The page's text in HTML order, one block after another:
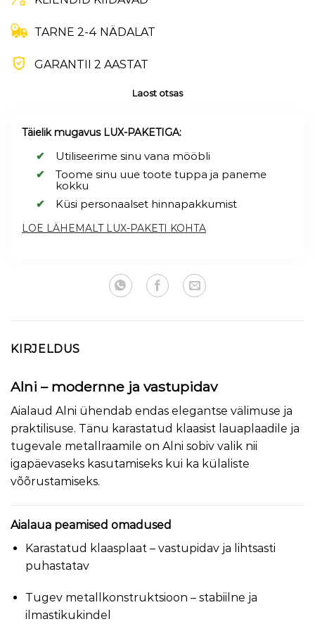
TARNE 2-4 NÄDALAT
GARANTII 2 AASTAT
Laost otsas
Täielik mugavus LUX-PAKETIGA:
Utiliseerime sinu vana mööbli
Toome sinu uue toote tuppa ja paneme
kokku
Küsi personaalset hinnapakkumist
LOE LÄHEMALT LUX-PAKETI KOHTA
KIRJELDUS
Alni – modernne ja vastupidav
Aialaud Alni ühendab endas elegantse välimuse ja
praktilisuse. Tänu karastatud klaasist lauaplaadile ja
tugevale metallraamile on Alni sobiv valik nii
igapäevaseks kasutamiseks kui ka külaliste
võõrustamiseks.
Aialaua peamised omadused
Karastatud klaasplaat – vastupidav ja lihtsasti
puhastatav
Tugev metallkonstruktsioon – stabiilne ja
ilmastikukindel